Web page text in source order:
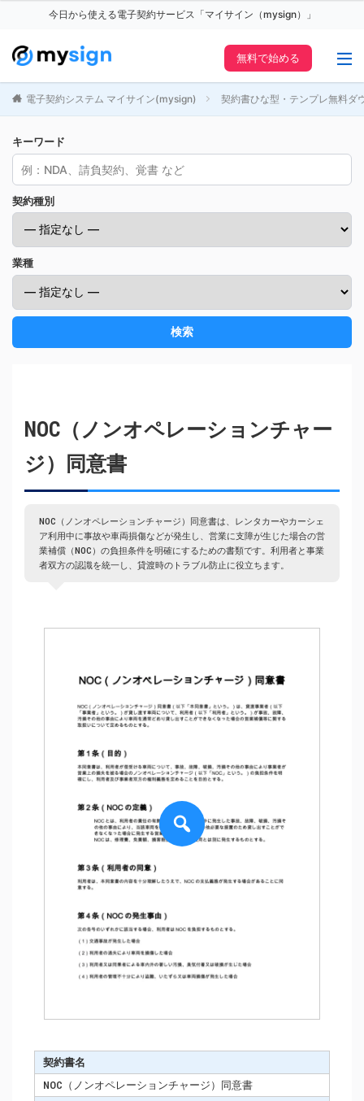
今日から使える電子契約サービス「マイサイン（mysign）」
無料で始める
電子契約システム マイサイン(mysign) 契約書ひな型・テンプレ無料ダ
キーワード
契約種別
業種
検索
NOC（ノンオペレーションチャー
ジ）同意書
NOC（ノンオペレーションチャージ）同意書は、レンタカーやカーシェ
ア利用中に事故や車両損傷などが発生し、営業に支障が生じた場合の営
業補償（NOC）の負担条件を明確にするための書類です。利用者と事業
者双方の認識を統一し、貸渡時のトラブル防止に役立ちます。
契約書名
NOC（ノンオペレーションチャージ）同意書